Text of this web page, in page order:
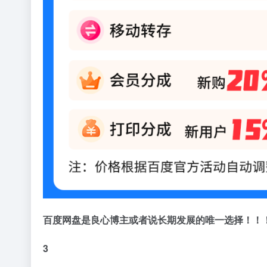
百度网盘是良心博主或者说长期发展的唯一选择！！
3